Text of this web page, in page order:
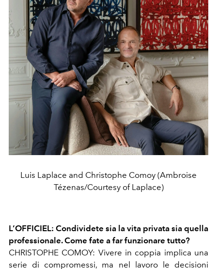
Luis Laplace and Christophe Comoy (Ambroise
Tézenas/Courtesy of Laplace)
L’OFFICIEL: Condividete sia la vita privata sia quella
professionale. Come fate a far funzionare tutto?
CHRISTOPHE COMOY: Vivere in coppia implica una
serie di compromessi, ma nel lavoro le decisioni